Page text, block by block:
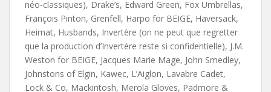
néo-classiques), Drake’s, Edward Green, Fox Umbrellas,
François Pinton, Grenfell, Harpo for BEIGE, Haversack,
Heimat, Husbands, Invertère (on ne peut que regretter
que la production d’Invertère reste si confidentielle), J.M.
Weston for BEIGE, Jacques Marie Mage, John Smedley,
Johnstons of Elgin, Kawec, L’Aiglon, Lavabre Cadet,
Lock & Co, Mackintosh, Merola Gloves, Padmore &